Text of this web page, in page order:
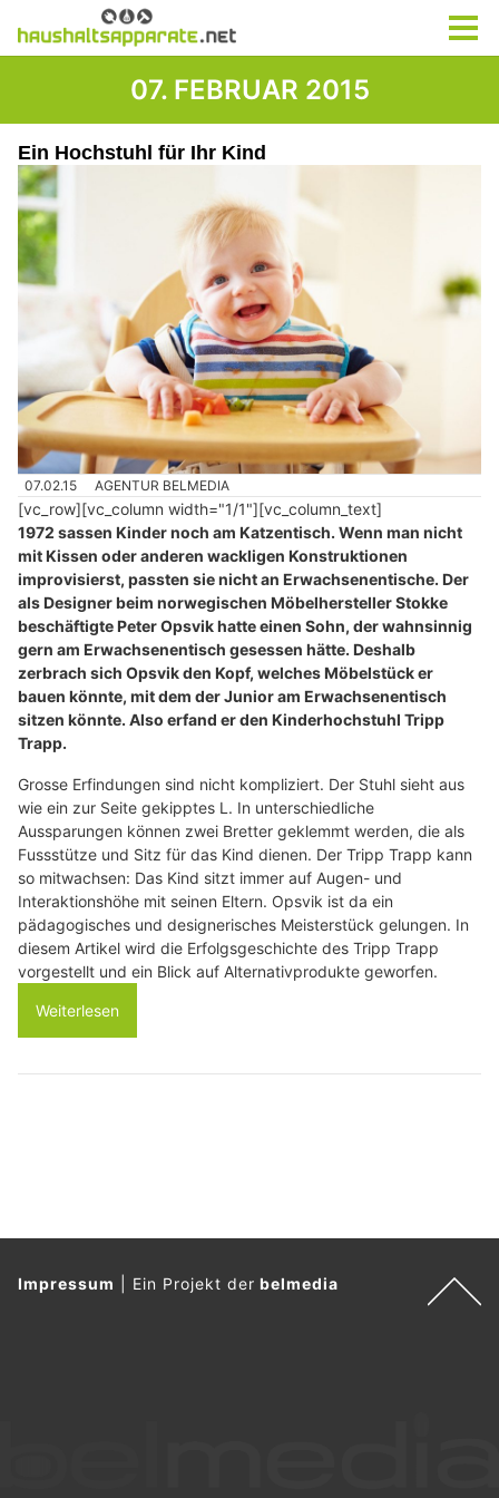
07. FEBRUAR 2015
Ein Hochstuhl für Ihr Kind
07.02.15 AGENTUR BELMEDIA
[vc_row][vc_column width="1/1"][vc_column_text]
1972 sassen Kinder noch am Katzentisch. Wenn man nicht
mit Kissen oder anderen wackligen Konstruktionen
improvisierst, passten sie nicht an Erwachsenentische. Der
als Designer beim norwegischen Möbelhersteller Stokke
beschäftigte Peter Opsvik hatte einen Sohn, der wahnsinnig
gern am Erwachsenentisch gesessen hätte. Deshalb
zerbrach sich Opsvik den Kopf, welches Möbelstück er
bauen könnte, mit dem der Junior am Erwachsenentisch
sitzen könnte. Also erfand er den Kinderhochstuhl Tripp
Trapp.
Grosse Erfindungen sind nicht kompliziert. Der Stuhl sieht aus
wie ein zur Seite gekipptes L. In unterschiedliche
Aussparungen können zwei Bretter geklemmt werden, die als
Fussstütze und Sitz für das Kind dienen. Der Tripp Trapp kann
so mitwachsen: Das Kind sitzt immer auf Augen- und
Interaktionshöhe mit seinen Eltern. Opsvik ist da ein
pädagogisches und designerisches Meisterstück gelungen. In
diesem Artikel wird die Erfolgsgeschichte des Tripp Trapp
vorgestellt und ein Blick auf Alternativprodukte geworfen.
Weiterlesen
Impressum Ein Projekt derbelmedia